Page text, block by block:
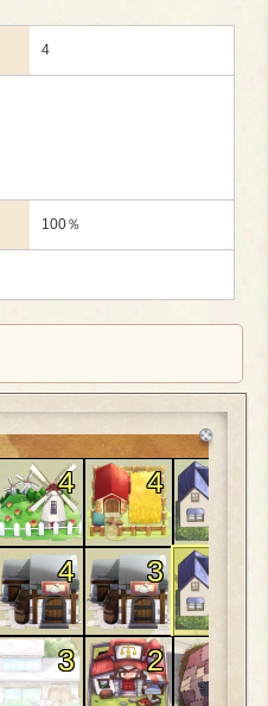
4
100％
4
4
4
3
3
2